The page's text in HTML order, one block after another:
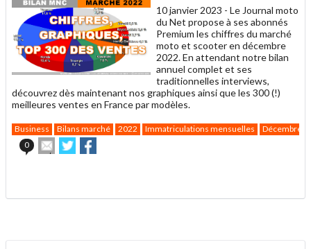
10 janvier 2023 - Le Journal moto
du Net propose à ses abonnés
Premium les chiffres du marché
moto et scooter en décembre
2022. En attendant notre bilan
annuel complet et ses
traditionnelles interviews,
découvrez dès maintenant nos graphiques ainsi que les 300 (!)
meilleures ventes en France par modèles.
Business Bilans marché 2022 Immatriculations mensuelles
Décembre
0
Envoyer
cet
ami
Partager
sur sur